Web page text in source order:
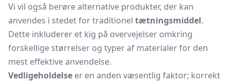
Vi vil også berøre alternative produkter, der kan
anvendes i stedet for traditionel tætningsmiddel.
Dette inkluderer et kig på overvejelser omkring
forskellige størrelser og typer af materialer for den
mest effektive anvendelse.
Vedligeholdelse er en anden væsentlig faktor; korrekt